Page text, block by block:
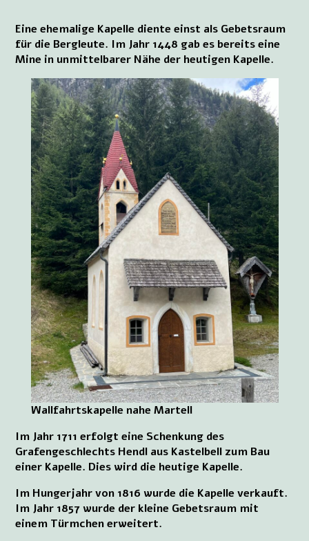
Eine ehemalige Kapelle diente einst als Gebetsraum
für die Bergleute. Im Jahr 1448 gab es bereits eine
Mine in unmittelbarer Nähe der heutigen Kapelle.
Wallfahrtskapelle nahe Martell
Im Jahr 1711 erfolgt eine Schenkung des
Grafengeschlechts Hendl aus Kastelbell zum Bau
einer Kapelle. Dies wird die heutige Kapelle.
Im Hungerjahr von 1816 wurde die Kapelle verkauft.
Im Jahr 1857 wurde der kleine Gebetsraum mit
einem Türmchen erweitert.